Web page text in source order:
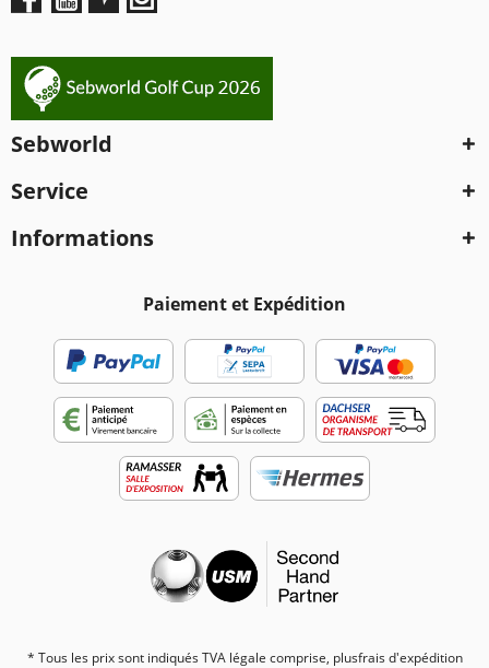
Sebworld
Service
Informations
Paiement et Expédition
* Tous les prix sont indiqués TVA légale comprise, plusfrais d'expédition